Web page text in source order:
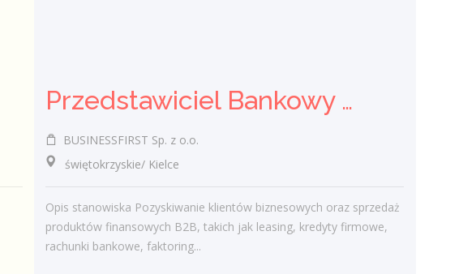
BUSINESSFIRST Sp. z o.o.
świętokrzyskie/ Kielce
Przedstawiciel Bankowy / Przedstawicielka Bankowa sektor MŚP
BUSINESSFIRST Sp. z o.o.
świętokrzyskie/ Kielce
Opis stanowiska Pozyskiwanie klientów biznesowych oraz sprzedaż
produktów finansowych B2B, takich jak leasing, kredyty firmowe,
rachunki bankowe, faktoring...